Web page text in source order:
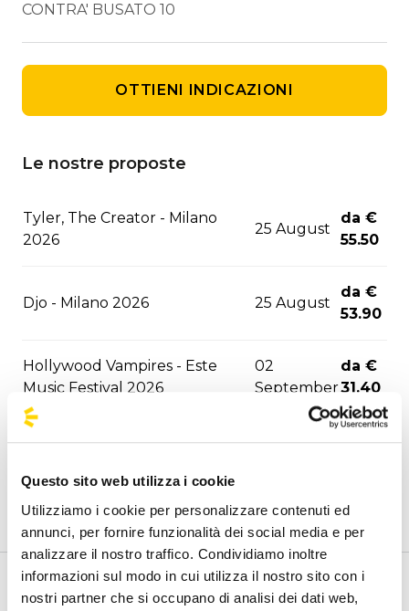
Questo sito web utilizza i cookie
Utilizziamo i cookie per personalizzare contenuti ed
annunci, per fornire funzionalità dei social media e per
analizzare il nostro traffico. Condividiamo inoltre
informazioni sul modo in cui utilizza il nostro sito con i
nostri partner che si occupano di analisi dei dati web,
CONTRA' BUSATO 10
OTTIENI INDICAZIONI
Le nostre proposte
Tyler, The Creator - Milano
2026
25 August
da €
55.50
Djo - Milano 2026 25 August
da €
53.90
Hollywood Vampires - Este
Music Festival 2026
02
September
da €
31.40
03
da €
David Guetta - Milano 2026
06
September
da €
56.60
F1 - Monza 2026
Benvenuto nella pagina delle agenzie ufficiali di